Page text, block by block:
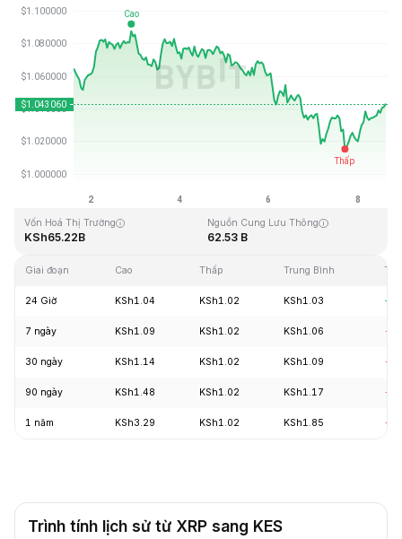
Mức cao nhất mọi thời đại
KSh0.002686
Vốn Hoá Thị Trường
KSh65.22B
Nguồn Cung Lưu Thông
62.53 B
Giai đoạn Cao Thấp Trung Bình
24 Giờ KSh1.04 KSh1.02 KSh1.03
7 ngày KSh1.09 KSh1.02 KSh1.06 -
30 ngày KSh1.14 KSh1.02 KSh1.09 -
90 ngày KSh1.48 KSh1.02 KSh1.17 -
1 năm KSh3.29 KSh1.02 KSh1.85 -
Trình tính lịch sử từ XRP sang KES